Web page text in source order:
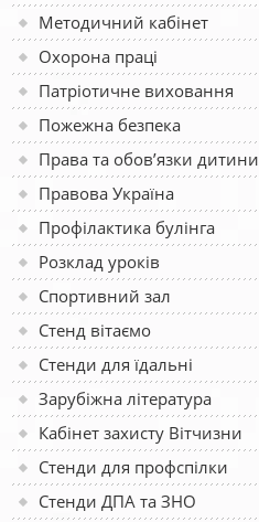
Методичний кабінет
Охорона праці
Патріотичне виховання
Пожежна безпека
Права та обов’язки дитини
Правова Україна
Профілактика булінга
Розклад уроків
Спортивний зал
Стенд вітаємо
Стенди для їдальні
Зарубіжна література
Кабінет захисту Вітчизни
Стенди для профспілки
Стенди ДПА та ЗНО